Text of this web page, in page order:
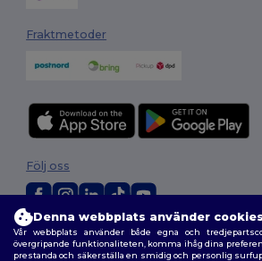
Fraktmetoder
2026. Alla rättigheter förbehållna
Allmänna Villkor|Anpassad policy |
Följ oss
Denna webbplats använder cookies
Vår webbplats använder både egna och
övergripande funktionaliteten, komma ihåg dina
prestanda och säkerställa en smidig och personlig